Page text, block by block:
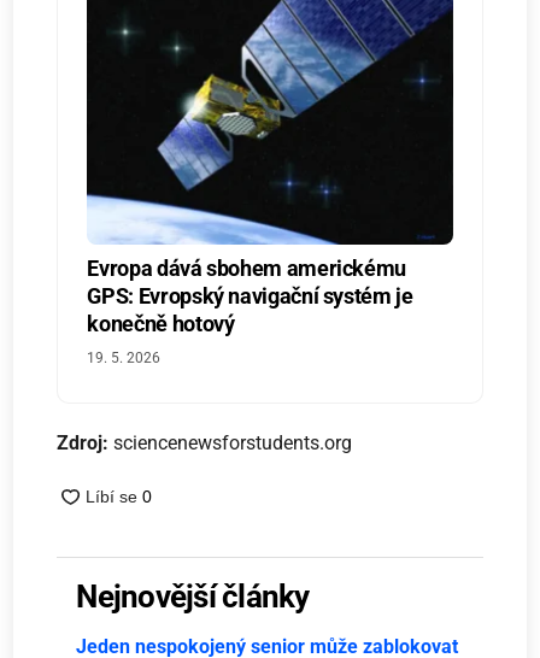
Evropa dává sbohem americkému
GPS: Evropský navigační systém je
konečně hotový
19. 5. 2026
Zdroj:sciencenewsforstudents.org
Nejnovější články
Jeden nespokojený senior může zablokovat